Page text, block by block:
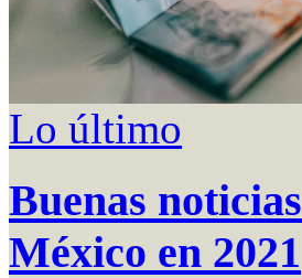
Lo último
Buenas
México en 2021